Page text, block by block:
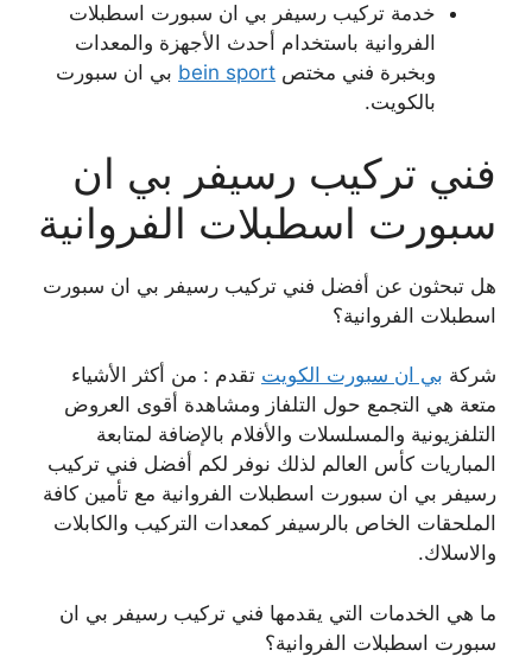
خدمة تركيب رسيفر بي ان سبورت اسطبلات
الفروانية باستخدام أحدث الأجهزة والمعدات
وبخبرة فني مختص bein sport بي ان سبورت
بالكويت.
فني تركيب رسيفر بي ان
سبورت اسطبلات الفروانية
هل تبحثون عن أفضل فني تركيب رسيفر بي ان سبورت
اسطبلات الفروانية؟
شركة بي ان سبورت الكويت تقدم : من أكثر الأشياء
متعة هي التجمع حول التلفاز ومشاهدة أقوى العروض
التلفزيونية والمسلسلات والأفلام بالإضافة لمتابعة
المباريات كأس العالم لذلك نوفر لكم أفضل فني تركيب
رسيفر بي ان سبورت اسطبلات الفروانية مع تأمين كافة
الملحقات الخاص بالرسيفر كمعدات التركيب والكابلات
والاسلاك.
ما هي الخدمات التي يقدمها فني تركيب رسيفر بي ان
سبورت اسطبلات الفروانية؟